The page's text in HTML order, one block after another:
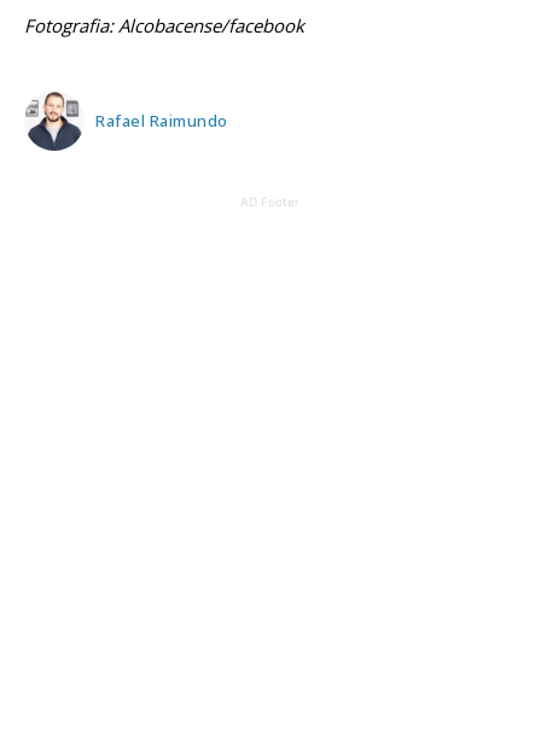
Fotografia: Alcobacense/facebook
Rafael Raimundo
AD Footer